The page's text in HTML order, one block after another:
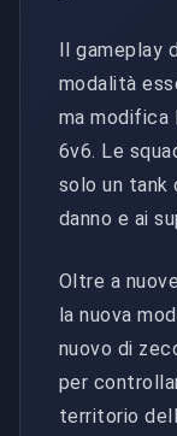
Il gameplay
modalità
ma modifica
6v6. Le
solo un tank
danno e ai
Oltre a
la nuova
nuovo di
per
territorio